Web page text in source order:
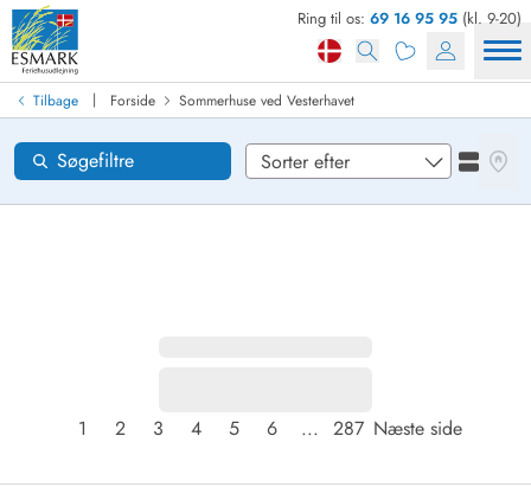
Ring til os: 69 16 95 95 (kl. 9-20)
Tilbage | Forside Sommerhuse ved Vesterhavet
1 2 3 4 5 6 ... 287 Næste side
Søgefiltre
Se
Find sommerhus
Ankomst
Områder